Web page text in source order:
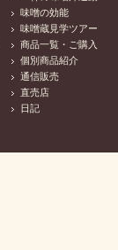
味噌の効能
味噌蔵見学ツアー
商品一覧・ご購入
個別商品紹介
通信販売
直売店
日記